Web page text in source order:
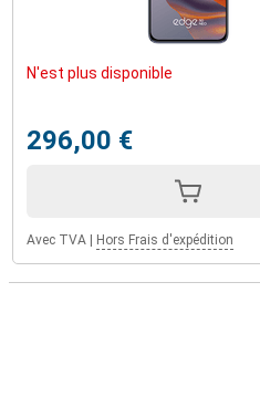
N'est plus disponible
296,00 €
Avec TVA Hors Frais d'expédition